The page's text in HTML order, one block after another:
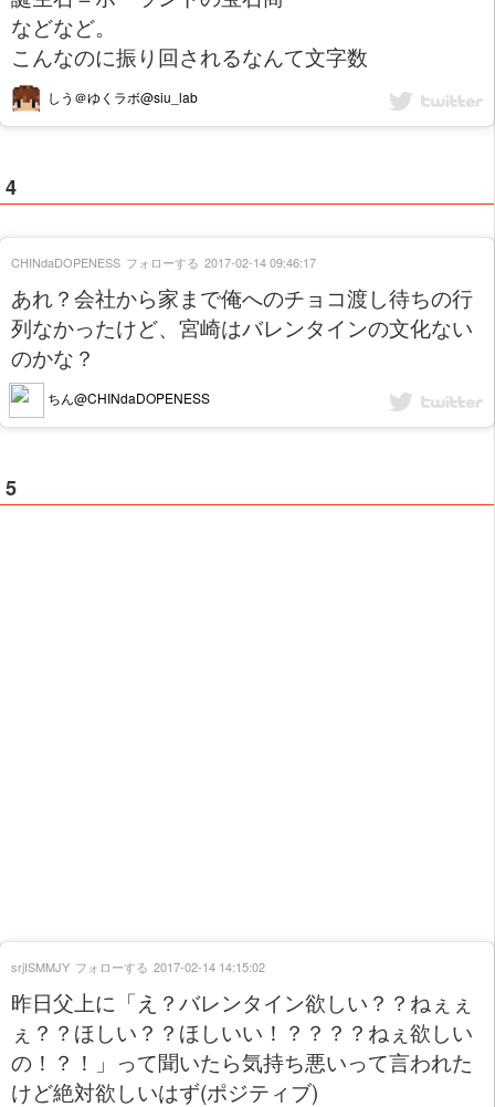
などなど。
こんなのに振り回されるなんて文字数
しう＠ゆくラボ@siu_lab
4
あれ？会社から家まで俺へのチョコ渡し待ちの行
列なかったけど、宮崎はバレンタインの文化ない
のかな？
ちん@CHINdaDOPENESS
CHINdaDOPENESS フォローする 2017-02-14 09:46:17
5
昨日父上に「え？バレンタイン欲しい？？ねぇぇ
ぇ？？ほしい？？ほしいい！？？？？ねぇ欲しい
の！？！」って聞いたら気持ち悪いって言われた
けど絶対欲しいはず(ポジティブ)
srjISMMJY フォローする 2017-02-14 14:15:02